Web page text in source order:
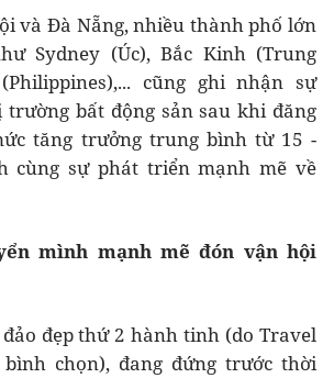
và Đà Nẵng, nhiều thành phố lớn
Sydney (Úc), Bắc Kinh (Trung
cũng ghi nhận sự
bất động sản sau khi đăng
tăng trưởng trung bình từ 15 -
cùng sự phát triển mạnh mẽ về
mình mạnh mẽ đón vận hội
đẹp thứ 2 hành tinh (do Travel
chọn), đang đứng trước thời